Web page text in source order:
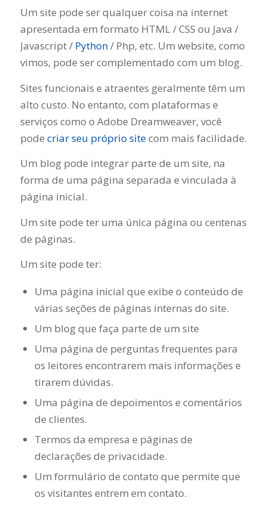
Um site pode ser qualquer coisa na internet
apresentada em formato HTML / CSS ou Java /
Javascript / Python/ Php, etc. Um website, como
vimos, pode ser complementado com um blog.
Sites funcionais e atraentes geralmente têm um
alto custo. No entanto, com plataformas e
serviços como o Adobe Dreamweaver, você
pode criar seu próprio sitecom mais facilidade.
Um blog pode integrar parte de um site, na
forma de uma página separada e vinculada à
página inicial.
Um site pode ter uma única página ou centenas
de páginas.
Um site pode ter:
Uma página inicial que exibe o conteúdo de
várias seções de páginas internas do site.
Um blog que faça parte de um site
Uma página de perguntas frequentes para
os leitores encontrarem mais informações e
tirarem dúvidas.
Uma página de depoimentos e comentários
de clientes.
Termos da empresa e páginas de
declarações de privacidade.
Um formulário de contato que permite que
os visitantes entrem em contato.